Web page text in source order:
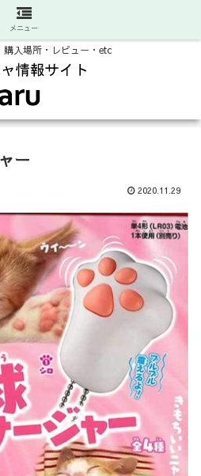
入場所・レビュー・etc
ー
2020.11.29
メニュー